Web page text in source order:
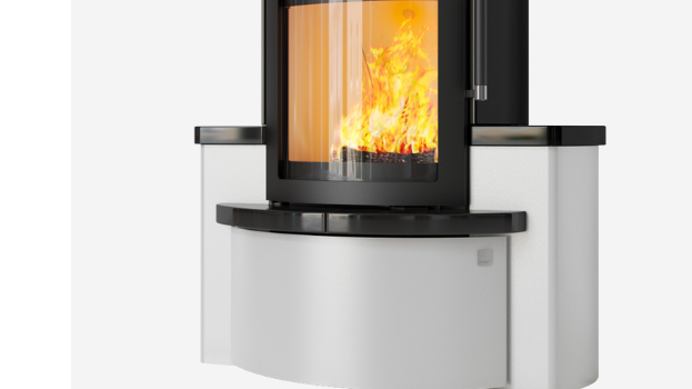
Alternativen zu Öl und Gas
Wärmepumpe mit Kamin
Holzvergaserkessel
Heizen mit Pellets